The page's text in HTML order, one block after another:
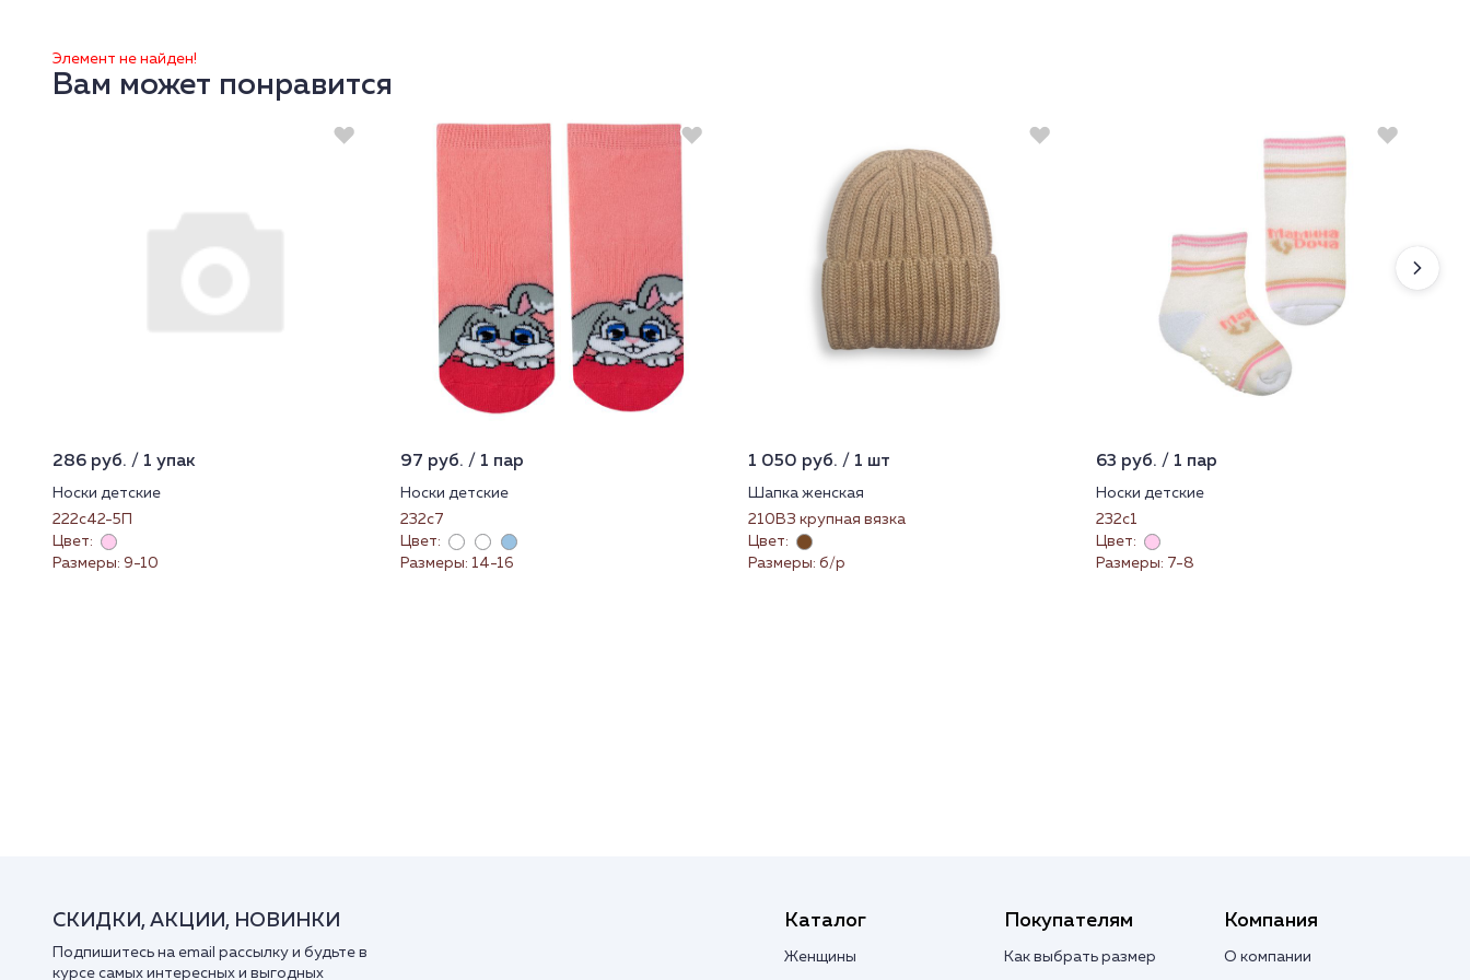
Элемент не найден!
Вам может понравится
286 руб. / 1 упак
Носки детские
222с42-5П
Цвет:
Размеры: 9-10
97 руб. / 1 пар
Носки детские
232с7
Цвет:
Размеры: 14-16
1 050 руб. / 1 шт
Шапка женская
210ВЗ крупная вязка
Цвет:
Размеры: б/р
63 руб. / 1 пар
Носки детские
232с1
Цвет:
Размеры: 7-8
СКИДКИ, АКЦИИ, НОВИНКИ
Подпишитесь на email рассылку и будьте в
курсе самых интересных и выгодных
Каталог
Женщины
Покупателям
Как выбрать размер
Компания
О компании